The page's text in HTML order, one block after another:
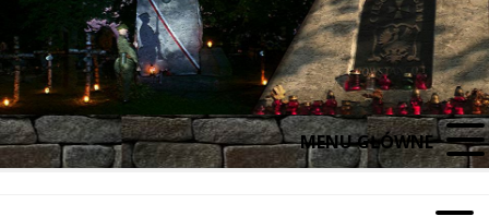
MENU GŁÓWNE